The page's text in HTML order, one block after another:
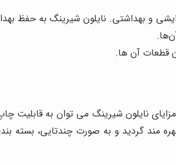
و بهداشتی. نایلون شیرینگ به
قطعات آن ها.
نایلون شیرینگ می توان به
مند گردید و به صورت چندتایی، بسته